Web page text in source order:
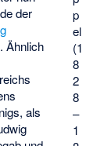
p
el
(1
8
2
8
–
1
der
. Ähnlich
als